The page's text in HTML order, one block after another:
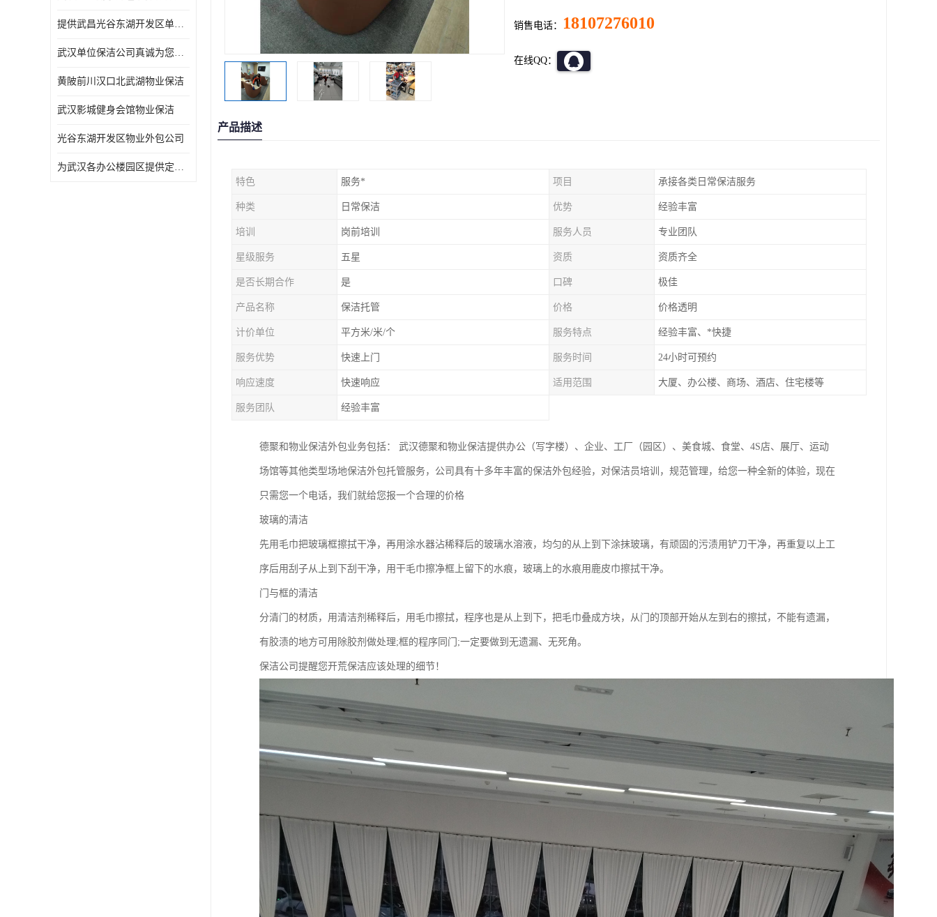
提供武昌光谷东湖开发区单位保洁
武汉单位保洁公司真诚为您服务
黄陂前川汉口北武湖物业保洁
武汉影城健身会馆物业保洁
光谷东湖开发区物业外包公司
为武汉各办公楼园区提供定点保洁服务
销售电话： 18107276010
在线QQ：
产品描述
特色 服务* 项目 承接各类日常保洁服务
种类 日常保洁 优势 经验丰富
培训 岗前培训 服务人员 专业团队
星级服务 五星 资质 资质齐全
是否长期合作 是 口碑 极佳
产品名称 保洁托管 价格 价格透明
计价单位 平方米/米/个 服务特点 经验丰富、*快捷
服务优势 快速上门 服务时间 24小时可预约
响应速度 快速响应 适用范围 大厦、办公楼、商场、酒店、住宅楼等
服务团队 经验丰富
德聚和物业保洁外包业务包括： 武汉德聚和物业保洁提供办公（写字楼）、企业、工厂（园区）、美食城、食堂、4S店、展厅、运动
场馆等其他类型场地保洁外包托管服务，公司具有十多年丰富的保洁外包经验，对保洁员培训，规范管理，给您一种全新的体验，现在
只需您一个电话，我们就给您报一个合理的价格
玻璃的清洁
先用毛巾把玻璃框擦拭干净，再用涂水器沾稀释后的玻璃水溶液，均匀的从上到下涂抹玻璃，有顽固的污渍用铲刀干净，再重复以上工
序后用刮子从上到下刮干净，用干毛巾擦净框上留下的水痕，玻璃上的水痕用鹿皮巾擦拭干净。
门与框的清洁
分清门的材质，用清洁剂稀释后，用毛巾擦拭，程序也是从上到下，把毛巾叠成方块，从门的顶部开始从左到右的擦拭，不能有遗漏，
有胶渍的地方可用除胶剂做处理;框的程序同门;一定要做到无遗漏、无死角。
保洁公司提醒您开荒保洁应该处理的细节！